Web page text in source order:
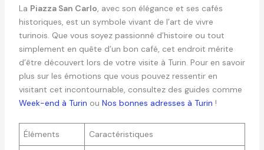
La Piazza San Carlo , avec son élégance et ses cafés
historiques, est un symbole vivant de l’art de vivre
turinois. Que vous soyez passionné d’histoire ou tout
simplement en quête d’un bon café, cet endroit mérite
d’être découvert lors de votre visite à Turin. Pour en savoir
plus sur les émotions que vous pouvez ressentir en
visitant cet incontournable, consultez des guides comme
Week-end à Turin ou Nos bonnes adresses à Turin !
Éléments Caractéristiques